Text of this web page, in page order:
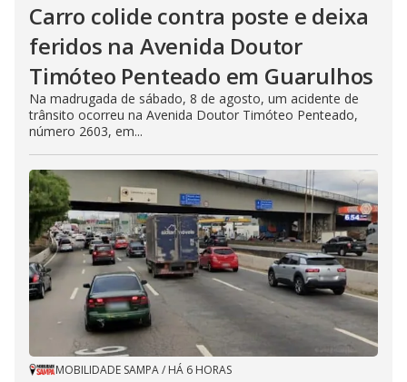
Carro colide contra poste e deixa
feridos na Avenida Doutor
Timóteo Penteado em Guarulhos
Na madrugada de sábado, 8 de agosto, um acidente de
trânsito ocorreu na Avenida Doutor Timóteo Penteado,
número 2603, em...
MOBILIDADE SAMPA/ HÁ 6 HORAS